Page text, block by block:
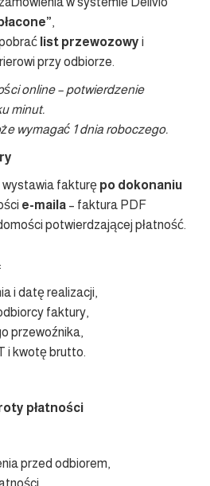
,
list przewozowy i
przy odbiorze.
online – potwierdzenie
minut.
wymagać 1 dnia roboczego.
wystawia fakturę po dokonaniu
e-maila – faktura PDF
potwierdzającej płatność.
i datę realizacji,
faktury,
przewoźnika,
i kwotę brutto.
płatności
przed odbiorem,